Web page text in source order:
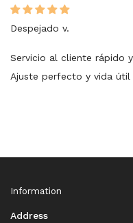
Despejado v.
Servicio al cliente rápido
Ajuste perfecto y vida útil
Information
Address